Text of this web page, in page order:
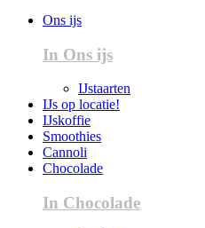
Ons ijs
In Ons ijs
IJstaarten
IJs op locatie!
IJskoffie
Smoothies
Cannoli
Chocolade
In Chocolade